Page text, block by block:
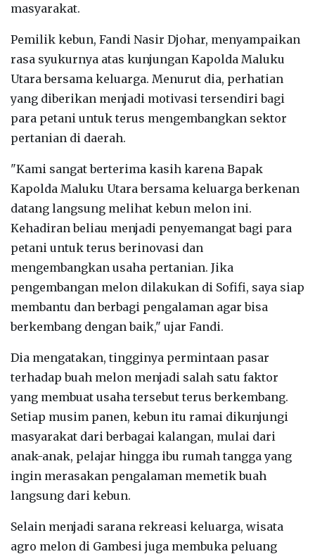
masyarakat.
‎Pemilik kebun, Fandi Nasir Djohar, menyampaikan
rasa syukurnya atas kunjungan Kapolda Maluku
Utara bersama keluarga. Menurut dia, perhatian
yang diberikan menjadi motivasi tersendiri bagi
para petani untuk terus mengembangkan sektor
pertanian di daerah.
‎"Kami sangat berterima kasih karena Bapak
Kapolda Maluku Utara bersama keluarga berkenan
datang langsung melihat kebun melon ini.
Kehadiran beliau menjadi penyemangat bagi para
petani untuk terus berinovasi dan
mengembangkan usaha pertanian. Jika
pengembangan melon dilakukan di Sofifi, saya siap
membantu dan berbagi pengalaman agar bisa
berkembang dengan baik," ujar Fandi.
‎Dia mengatakan, tingginya permintaan pasar
terhadap buah melon menjadi salah satu faktor
yang membuat usaha tersebut terus berkembang.
Setiap musim panen, kebun itu ramai dikunjungi
masyarakat dari berbagai kalangan, mulai dari
anak-anak, pelajar hingga ibu rumah tangga yang
ingin merasakan pengalaman memetik buah
langsung dari kebun.
‎Selain menjadi sarana rekreasi keluarga, wisata
agro melon di Gambesi juga membuka peluang